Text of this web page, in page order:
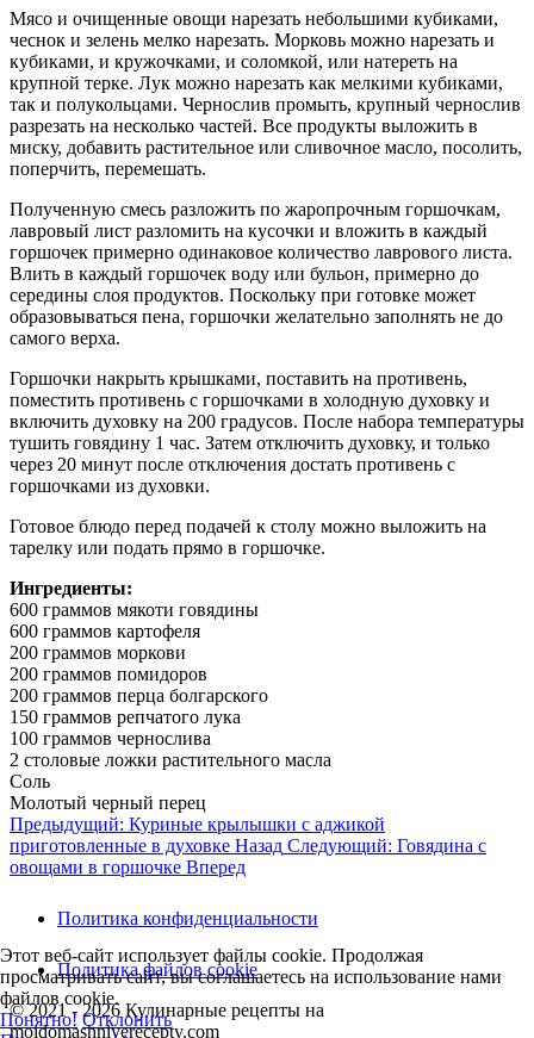
Мясо и очищенные овощи нарезать небольшими кубиками,
чеснок и зелень мелко нарезать. Морковь можно нарезать и
кубиками, и кружочками, и соломкой, или натереть на
крупной терке. Лук можно нарезать как мелкими кубиками,
так и полукольцами. Чернослив промыть, крупный чернослив
разрезать на несколько частей. Все продукты выложить в
миску, добавить растительное или сливочное масло, посолить,
поперчить, перемешать.
Полученную смесь разложить по жаропрочным горшочкам,
лавровый лист разломить на кусочки и вложить в каждый
горшочек примерно одинаковое количество лаврового листа.
Влить в каждый горшочек воду или бульон, примерно до
середины слоя продуктов. Поскольку при готовке может
образовываться пена, горшочки желательно заполнять не до
самого верха.
Горшочки накрыть крышками, поставить на противень,
поместить противень с горшочками в холодную духовку и
включить духовку на 200 градусов. После набора температуры
тушить говядину 1 час. Затем отключить духовку, и только
через 20 минут после отключения достать противень с
горшочками из духовки.
Готовое блюдо перед подачей к столу можно выложить на
тарелку или подать прямо в горшочке.
Ингредиенты:
600 граммов мякоти говядины
600 граммов картофеля
200 граммов моркови
200 граммов помидоров
200 граммов перца болгарского
150 граммов репчатого лука
100 граммов чернослива
2 столовые ложки растительного масла
Соль
Молотый черный перец
Предыдущий: Куриные крылышки с аджикой
приготовленные в духовке Назад Следующий: Говядина с
овощами в горшочке Вперед
Политика конфиденциальности
Политика файлов cookie
© 2021 - 2026 Кулинарные рецепты на
moidomashniyerecepty.com
Этот веб-сайт использует файлы cookie. Продолжая
просматривать сайт, вы соглашаетесь на использование нами
файлов cookie.
Понятно! Отклонить